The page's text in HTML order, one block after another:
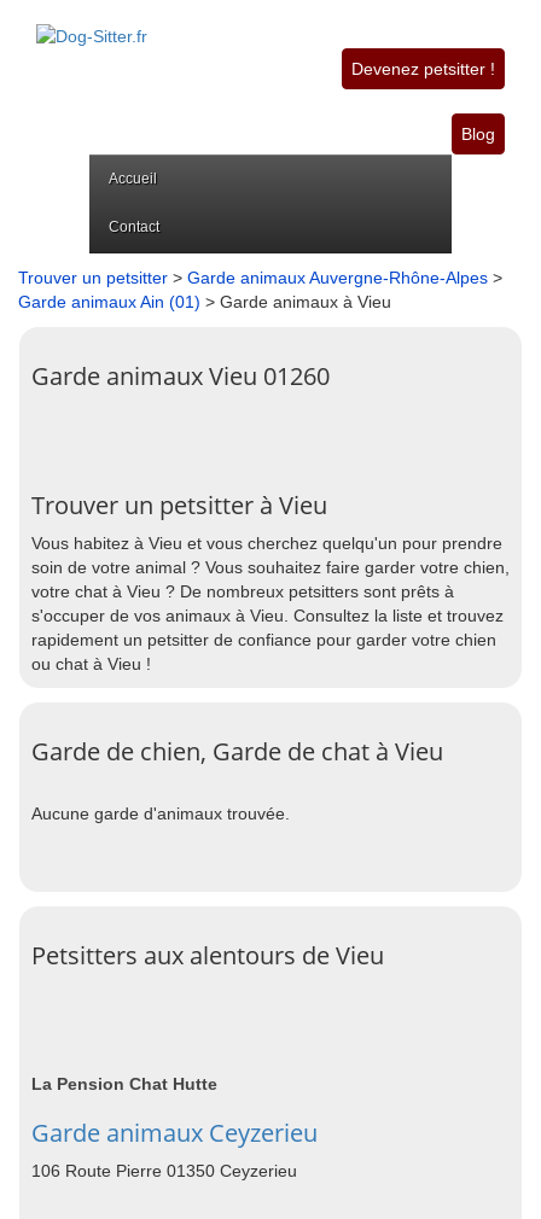
Devenez petsitter !
Blog
Accueil
Contact
Trouver un petsitter > Garde animaux Auvergne-Rhône-Alpes >
Garde animaux Ain (01) > Garde animaux à Vieu
Garde animaux Vieu 01260
Trouver un petsitter à Vieu
Vous habitez à Vieu et vous cherchez quelqu'un pour prendre
soin de votre animal ? Vous souhaitez faire garder votre chien,
votre chat à Vieu ? De nombreux petsitters sont prêts à
s'occuper de vos animaux à Vieu. Consultez la liste et trouvez
rapidement un petsitter de confiance pour garder votre chien
ou chat à Vieu !
Garde de chien, Garde de chat à Vieu
Aucune garde d'animaux trouvée.
Petsitters aux alentours de Vieu
La Pension Chat Hutte
Garde animaux Ceyzerieu
106 Route Pierre 01350 Ceyzerieu